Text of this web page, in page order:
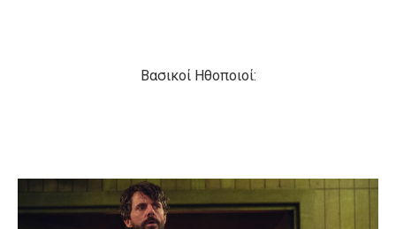
Βασικοί Ηθοποιοί: